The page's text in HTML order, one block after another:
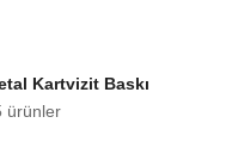
Kartvizit Baskı
ürünler